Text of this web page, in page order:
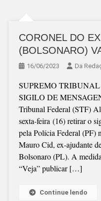
CORONEL DO
(BOLSONARO)
16/06/2023 Da
SUPREMO
SIGILO DE
Tribunal Federal (STF)
sexta-feira (16) retirar o
pela Polícia Federal (PF)
Mauro Cid, ex-ajudante
Bolsonaro (PL). A
“Veja” publicar […]
Continue lendo